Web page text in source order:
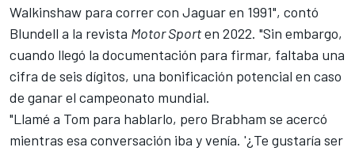
Walkinshaw para correr con Jaguar en 1991", contó
Blundell a la revista Motor Sporten 2022. "Sin embargo,
cuando llegó la documentación para firmar, faltaba una
cifra de seis dígitos, una bonificación potencial en caso
de ganar el campeonato mundial.
"Llamé a Tom para hablarlo, pero Brabham se acercó
mientras esa conversación iba y venía. '¿Te gustaría ser